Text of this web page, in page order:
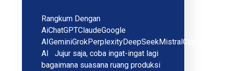
Rangkum Dengan
AiChatGPTClaudeGoogle
AIGeminiGrokPerplexityDeepSeekMistralCopilotQwenMeta
AI Jujur saja, coba ingat-ingat lagi
bagaimana suasana ruang produksi